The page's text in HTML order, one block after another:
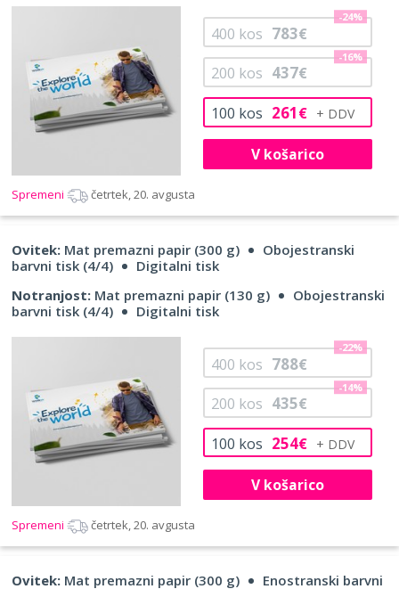
100 kos 261€
200 kos 437€
-16%
400 kos 783€
-24%
V košarico
Spremeni četrtek, 20. avgusta
Ovitek: Mat premazni papir (300 g)
Obojestranski
barvni tisk (4/4)
Digitalni tisk
Notranjost: Mat premazni papir (130 g)
Obojestranski
barvni tisk (4/4)
Digitalni tisk
100 kos 254€
200 kos 435€
-14%
400 kos 788€
-22%
V košarico
Spremeni četrtek, 20. avgusta
Ovitek: Mat premazni papir (300 g)
Enostranski barvni